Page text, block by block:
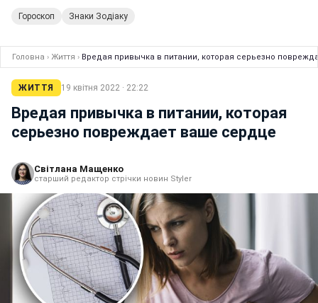
Гороскоп Знаки Зодіаку
Головна › Життя › Вредая привычка в питании, которая серьезно
ЖИТТЯ 19 квітня 2022 · 22:22
Вредая привычка в питании, которая
серьезно повреждает ваше сердце
Світлана Мащенко
старший редактор стрічки новин Styler